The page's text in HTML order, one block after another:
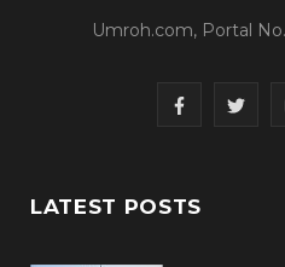
Umroh.com, Portal
F
c
T
LATEST POSTS